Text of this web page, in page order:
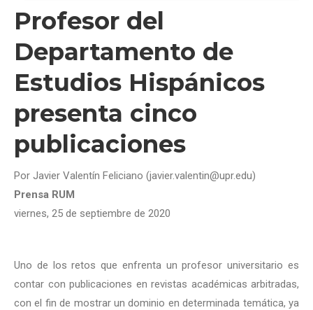
Profesor del
Departamento de
Estudios Hispánicos
presenta cinco
publicaciones
Por Javier Valentín Feliciano (javier.valentin@upr.edu)
Prensa RUM
viernes, 25 de septiembre de 2020
Uno de los retos que enfrenta un profesor universitario es
contar con publicaciones en revistas académicas arbitradas,
con el fin de mostrar un dominio en determinada temática, ya